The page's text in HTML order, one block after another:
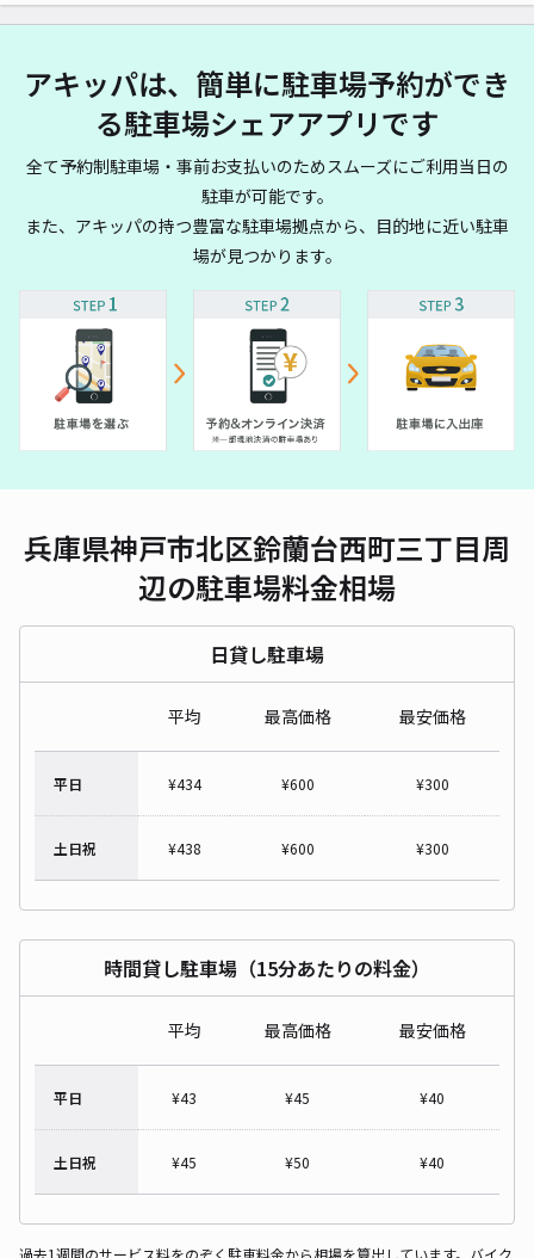
アキッパは、簡単に駐車場予約ができ
る駐車場シェアアプリです
全て予約制駐車場・事前お支払いのためスムーズにご利用当日の
駐車が可能です。
また、アキッパの持つ豊富な駐車場拠点から、目的地に近い駐車
場が見つかります。
兵庫県神戸市北区鈴蘭台西町三丁目周
辺の駐車場料金相場
日貸し駐車場
平均 最高価格 最安価格
平日 ¥434 ¥600 ¥300
土日祝 ¥438 ¥600 ¥300
時間貸し駐車場（15分あたりの料金）
平均 最高価格 最安価格
平日 ¥43 ¥45 ¥40
土日祝 ¥45 ¥50 ¥40
過去1週間のサービス料をのぞく駐車料金から相場を算出しています。バイク